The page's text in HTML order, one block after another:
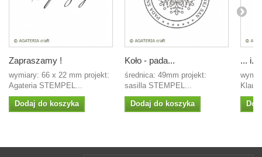
Zapraszamy !
wymiary: 66 x 22 mm projekt:
Agateria STEMPEL...
Dodaj do koszyka
Koło - pada...
średnica: 49mm projekt:
sasilla STEMPEL...
Dodaj do koszyka
... i...